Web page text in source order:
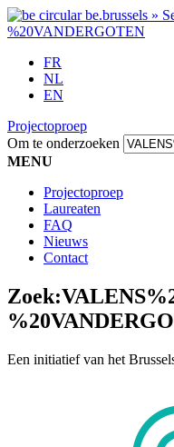
FR
NL
EN
Projectoproep
Om te onderzoeken
MENU
Projectoproep
Laureaten
FAQ
Nieuws
Contact
Zoek:
Een initiatief van het